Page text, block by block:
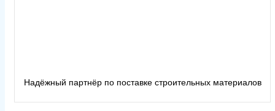
Надëжный партнёр по поставке строительных материалов